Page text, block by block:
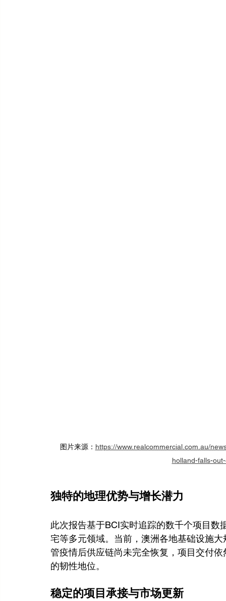
图片来源： https://www.realcommercial.com.au/
holland-falls-
独特的地理优势与增长潜力
此次报告基于BCI实时追踪的数千个项目
宅等多元领域。当前，澳洲各地基础设施
管疫情后供应链尚未完全恢复，项目交付
的韧性地位。
稳定的项目承接与市场更新